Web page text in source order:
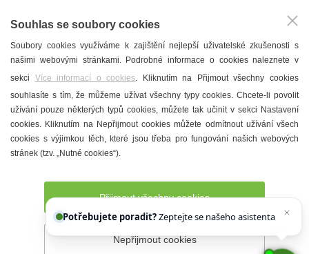
T. G. Masaryk
Mandloně
Ubytování
Restaurace
Městské muzeum a galerie
Denní meníčka
Prohlášení o přístupnosti Správce webu
Souhlas se soubory cookies
Soubory cookies využíváme k zajištění nejlepší uživatelské zkušenosti s
našimi webovými stránkami. Podrobné informace o cookies naleznete v
sekci Více informací o cookies. Kliknutím na Přijmout všechny cookies
souhlasíte s tím, že můžeme užívat všechny typy cookies. Chcete-li povolit
užívání pouze některých typů cookies, můžete tak učinit v sekci Nastavení
cookies. Kliknutím na Nepřijmout cookies můžete odmítnout užívání všech
cookies s výjimkou těch, které jsou třeba pro fungování našich webových
stránek (tzv. „Nutné cookies“).
Přijmout všechny cookies
Nepřijmout cookies
Potřebujete poradit?
Chettyho.